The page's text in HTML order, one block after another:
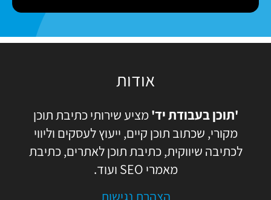
eה
אודות
'תוכן בעבודת יד'מציע שירותי כתיבת תוכן
מקורי, שכתוב תוכן קיים, ייעוץ לעסקים וליווי
לכתיבה שיווקית, כתיבת תוכן לאתרים, כתיבת
מאמרי SEO ועוד.
הצהרת נגישות